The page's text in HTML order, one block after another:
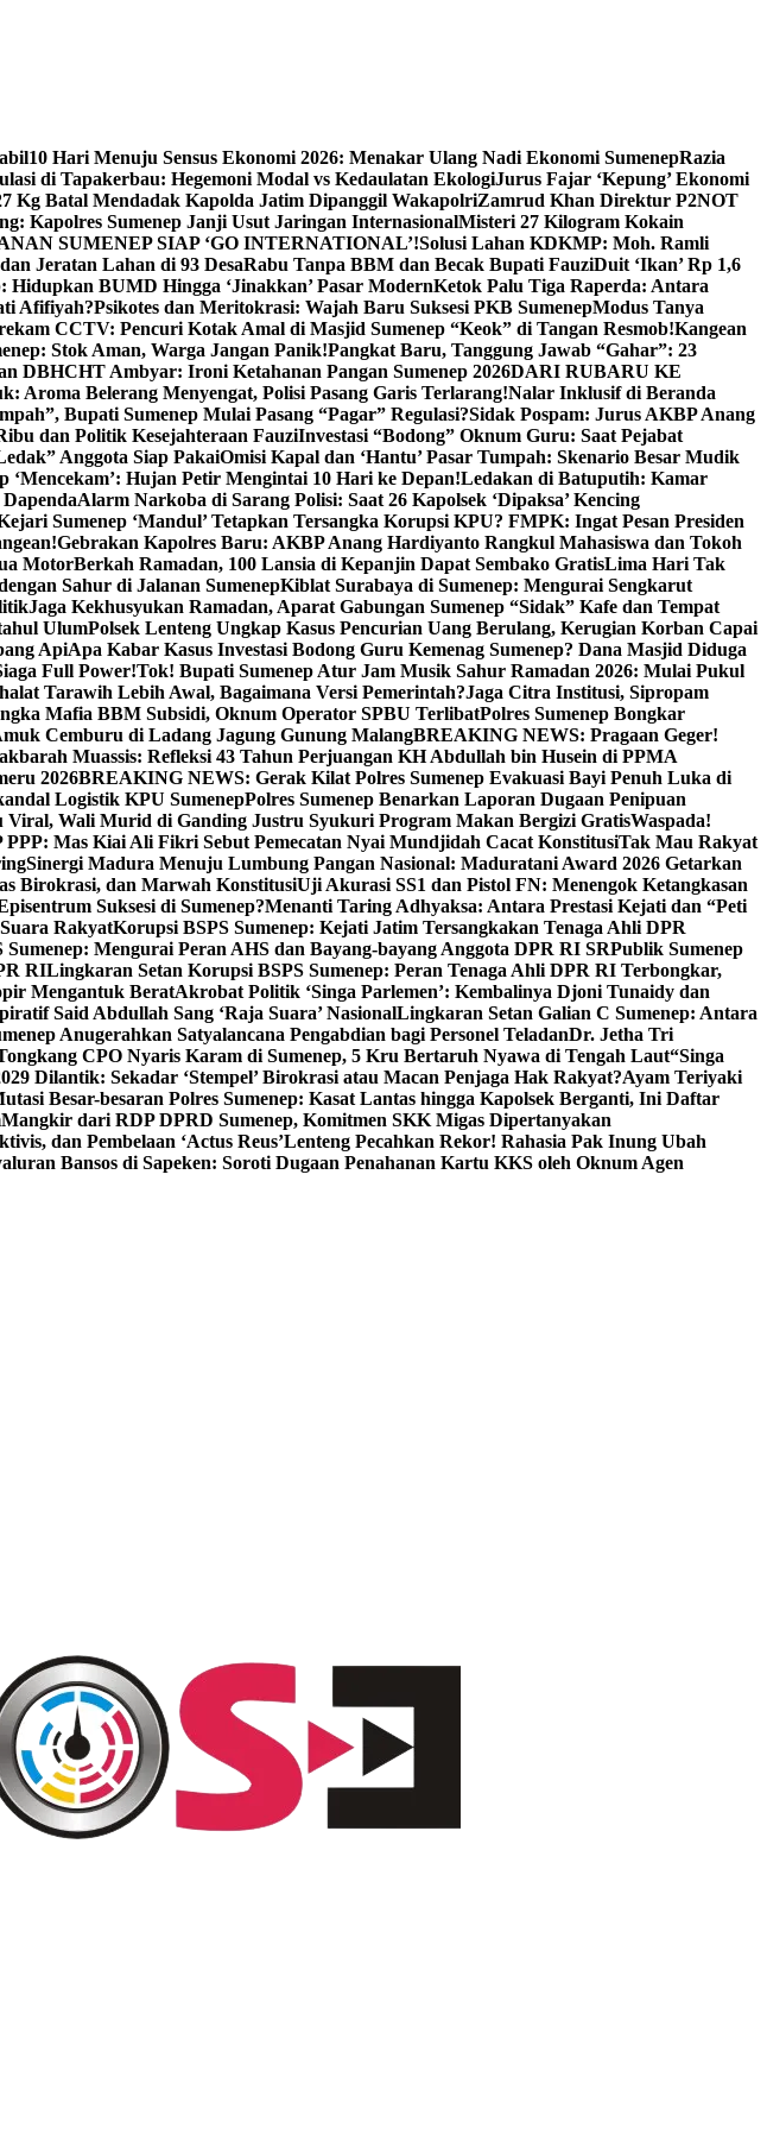
10 Hari Menuju Sensus Ekonomi 2026: Menakar Ulang Nadi Ekonomi SumenepRazia
di Tapakerbau: Hegemoni Modal vs Kedaulatan EkologiJurus Fajar ‘Kepung’ Ekonomi
Kg Batal Mendadak Kapolda Jatim Dipanggil WakapolriZamrud Khan Direktur P2NOT
Kapolres Sumenep Janji Usut Jaringan InternasionalMisteri 27 Kilogram Kokain
SUMENEP SIAP ‘GO INTERNATIONAL’!Solusi Lahan KDKMP: Moh. Ramli
Jeratan Lahan di 93 DesaRabu Tanpa BBM dan Becak Bupati FauziDuit ‘Ikan’ Rp 1,6
Hidupkan BUMD Hingga ‘Jinakkan’ Pasar ModernKetok Palu Tiga Raperda: Antara
Afifiyah?Psikotes dan Meritokrasi: Wajah Baru Suksesi PKB SumenepModus Tanya
CCTV: Pencuri Kotak Amal di Masjid Sumenep “Keok” di Tangan Resmob!Kangean
Stok Aman, Warga Jangan Panik!Pangkat Baru, Tanggung Jawab “Gahar”: 23
DBHCHT Ambyar: Ironi Ketahanan Pangan Sumenep 2026DARI RUBARU KE
Aroma Belerang Menyengat, Polisi Pasang Garis Terlarang!Nalar Inklusif di Beranda
Bupati Sumenep Mulai Pasang “Pagar” Regulasi?Sidak Pospam: Jurus AKBP Anang
dan Politik Kesejahteraan FauziInvestasi “Bodong” Oknum Guru: Saat Pejabat
Anggota Siap PakaiOmisi Kapal dan ‘Hantu’ Pasar Tumpah: Skenario Besar Mudik
‘Mencekam’: Hujan Petir Mengintai 10 Hari ke Depan!Ledakan di Batuputih: Kamar
Alarm Narkoba di Sarang Polisi: Saat 26 Kapolsek ‘Dipaksa’ Kencing
Sumenep ‘Mandul’ Tetapkan Tersangka Korupsi KPU? FMPK: Ingat Pesan Presiden
Gebrakan Kapolres Baru: AKBP Anang Hardiyanto Rangkul Mahasiswa dan Tokoh
MotorBerkah Ramadan, 100 Lansia di Kepanjin Dapat Sembako GratisLima Hari Tak
Sahur di Jalanan SumenepKiblat Surabaya di Sumenep: Mengurai Sengkarut
Jaga Kekhusyukan Ramadan, Aparat Gabungan Sumenep “Sidak” Kafe dan Tempat
UlumPolsek Lenteng Ungkap Kasus Pencurian Uang Berulang, Kerugian Korban Capai
ApiApa Kabar Kasus Investasi Bodong Guru Kemenag Sumenep? Dana Masjid Diduga
Full Power!Tok! Bupati Sumenep Atur Jam Musik Sahur Ramadan 2026: Mulai Pukul
Tarawih Lebih Awal, Bagaimana Versi Pemerintah?Jaga Citra Institusi, Sipropam
Mafia BBM Subsidi, Oknum Operator SPBU TerlibatPolres Sumenep Bongkar
Cemburu di Ladang Jagung Gunung MalangBREAKING NEWS: Pragaan Geger!
Muassis: Refleksi 43 Tahun Perjuangan KH Abdullah bin Husein di PPMA
2026BREAKING NEWS: Gerak Kilat Polres Sumenep Evakuasi Bayi Penuh Luka di
Logistik KPU SumenepPolres Sumenep Benarkan Laporan Dugaan Penipuan
Viral, Wali Murid di Ganding Justru Syukuri Program Makan Bergizi GratisWaspada!
PPP: Mas Kiai Ali Fikri Sebut Pemecatan Nyai Mundjidah Cacat KonstitusiTak Mau Rakyat
Sinergi Madura Menuju Lumbung Pangan Nasional: Maduratani Award 2026 Getarkan
Birokrasi, dan Marwah KonstitusiUji Akurasi SS1 dan Pistol FN: Menengok Ketangkasan
Suksesi di Sumenep?Menanti Taring Adhyaksa: Antara Prestasi Kejati dan “Peti
RakyatKorupsi BSPS Sumenep: Kejati Jatim Tersangkakan Tenaga Ahli DPR
Sumenep: Mengurai Peran AHS dan Bayang-bayang Anggota DPR RI SRPublik Sumenep
RILingkaran Setan Korupsi BSPS Sumenep: Peran Tenaga Ahli DPR RI Terbongkar,
Mengantuk BeratAkrobat Politik ‘Singa Parlemen’: Kembalinya Djoni Tunaidy dan
Said Abdullah Sang ‘Raja Suara’ NasionalLingkaran Setan Galian C Sumenep: Antara
Anugerahkan Satyalancana Pengabdian bagi Personel TeladanDr. Jetha Tri
CPO Nyaris Karam di Sumenep, 5 Kru Bertaruh Nyawa di Tengah Laut“Singa
Dilantik: Sekadar ‘Stempel’ Birokrasi atau Macan Penjaga Hak Rakyat?Ayam Teriyaki
Besar-besaran Polres Sumenep: Kasat Lantas hingga Kapolsek Berganti, Ini Daftar
Mangkir dari RDP DPRD Sumenep, Komitmen SKK Migas Dipertanyakan
dan Pembelaan ‘Actus Reus’Lenteng Pecahkan Rekor! Rahasia Pak Inung Ubah
Bansos di Sapeken: Soroti Dugaan Penahanan Kartu KKS oleh Oknum Agen